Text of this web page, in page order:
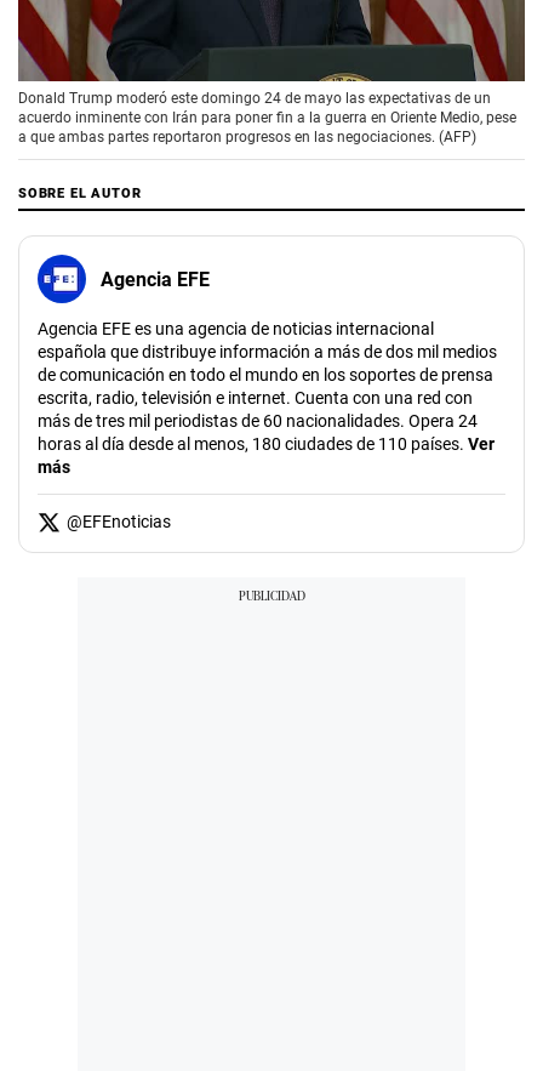
00:00
Donald Trump moderó este domingo 24 de mayo las expectativas de un
acuerdo inminente con Irán para poner fin a la guerra en Oriente Medio, pese
a que ambas partes reportaron progresos en las negociaciones. (AFP)
SOBRE EL AUTOR
Agencia EFE
Agencia EFE es una agencia de noticias internacional
española que distribuye información a más de dos mil medios
de comunicación en todo el mundo en los soportes de prensa
escrita, radio, televisión e internet. Cuenta con una red con
más de tres mil periodistas de 60 nacionalidades. Opera 24
horas al día desde al menos, 180 ciudades de 110 países. Ver
más
@EFEnoticias